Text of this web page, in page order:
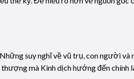
suy nghĩ về vũ trụ, con người và
mà Kinh dịch hướng đến chính